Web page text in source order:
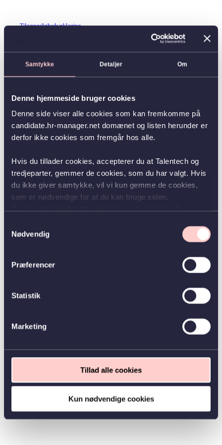
Samtykke Detaljer Om
Denne hjemmeside bruger cookies
Denne side viser alle cookies som kan fremkomme på
candidate.hr-manager.net domænet og listen herunder er
derfor ikke cookies som fremgår hos alle.
Hvis du tillader cookies, accepterer du at Talentech og
tredjeparter, gemmer de cookies, som du har valgt. Hvis
du ikke giver samtykke, vil vi kun gemme de cookies,
som er nødvendige for at du kan bruge siden.
Nødvendig
Præferencer
Statistik
Marketing
Tillad alle cookies
Kun nødvendige cookies
Tilgængelighedserklæring